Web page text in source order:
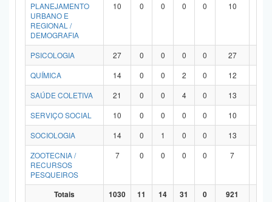
PLANEJAMENTO
URBANO E
REGIONAL /
DEMOGRAFIA
10 0 0 0 0 10
PSICOLOGIA 27 0 0 0 0 27
QUÍMICA
14 0 0 2 0 12
SAÚDE COLETIVA
21 0 0 4 0 13
SERVIÇO SOCIAL
10 0 0 0 0 10
SOCIOLOGIA
14 0 1 0 0 13
ZOOTECNIA /
RECURSOS
PESQUEIROS
7 0 0 0 0 7
Totais 1030 11 14 31 0 921